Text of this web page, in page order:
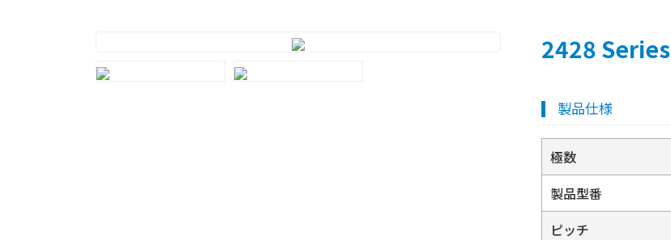
2428 Series
製品仕様
極数
製品型番
ピッチ